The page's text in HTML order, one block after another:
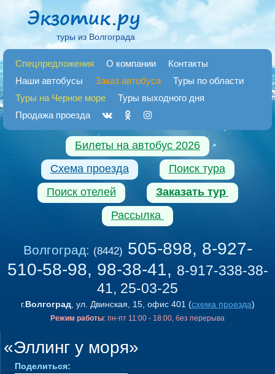
туры из Волгограда
Спецпредложения О компании
Контакты
Наши автобусы
Заказ автобуса
Туры по области
Туры на Черное море
Туры выходного дня
Продажа проезда
Билеты на автобус 2026
Схема проезда
Поиск тура
Поиск отелей
Заказать тур
Рассылка
Волгоград: (8442) 505-898, 8-927-
510-58-98, 98-38-41, 8-917-338-38-
41, 25-03-25
г.Волгоград, ул. Двинская, 15, офис 401 (схема проезда)
Режим работы: пн-пт 11:00 - 18:00, без перерыва
«Эллинг у моря»
Поделиться: